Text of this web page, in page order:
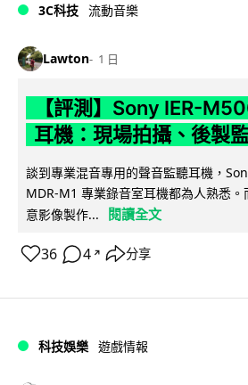
3C科技 流動音樂
Lawton 1 日
【評測】Sony IER-
耳機：現場拍攝、後製
談到專業混音專用的聲音監聽耳機，
MDR-M1 專業錄音室耳機都為人熟悉
意影像製作...
閱讀全文
36 4 ↗ 分享
科技娛樂 遊戲情報